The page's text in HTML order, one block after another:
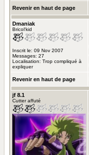
Revenir en haut de page
Dmaniak
Bricol'kid
Inscrit le: 09 Nov 2007
Messages: 27
Localisation: Trop compliqué à
expliquer
Revenir en haut de page
jf 8.1
Cutter affuté